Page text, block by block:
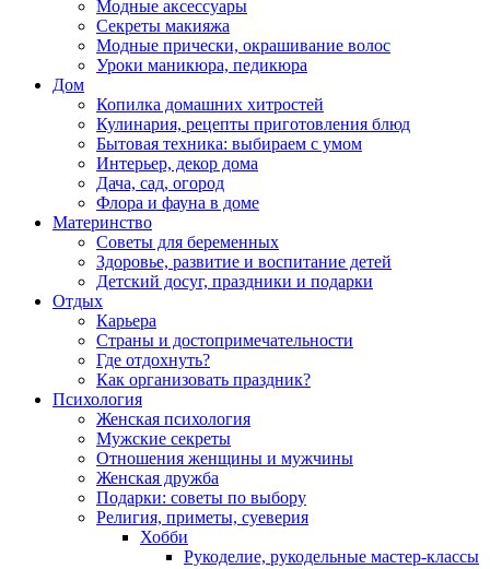
Модные аксессуары
Секреты макияжа
Модные прически, окрашивание волос
Уроки маникюра, педикюра
Дом
Копилка домашних хитростей
Кулинария, рецепты приготовления блюд
Бытовая техника: выбираем с умом
Интерьер, декор дома
Дача, сад, огород
Флора и фауна в доме
Материнство
Советы для беременных
Здоровье, развитие и воспитание детей
Детский досуг, праздники и подарки
Отдых
Карьера
Страны и достопримечательности
Где отдохнуть?
Как организовать праздник?
Психология
Женская психология
Мужские секреты
Отношения женщины и мужчины
Женская дружба
Подарки: советы по выбору
Религия, приметы, суеверия
Хобби
Рукоделие, рукодельные мастер-классы